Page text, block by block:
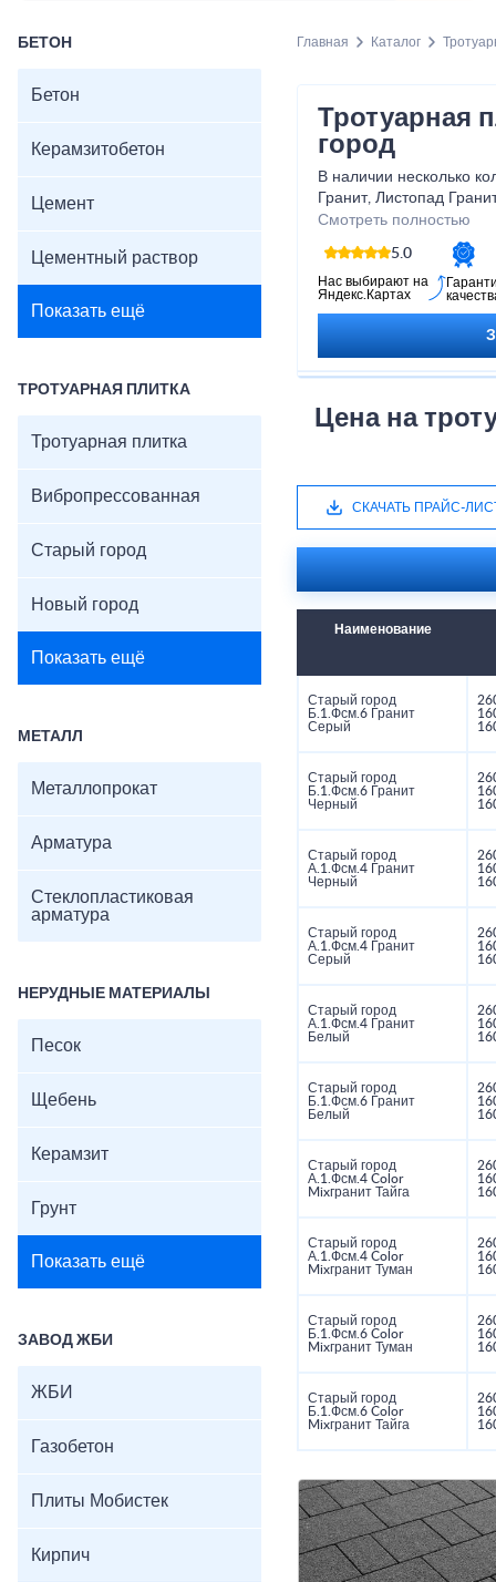
БЕТОН
Бетон
Керамзитобетон
Цемент
Цементный раствор
Показать ещё
ТРОТУАРНАЯ ПЛИТКА
Тротуарная плитка
Вибропрессованная
Старый город
Новый город
Показать ещё
МЕТАЛЛ
Металлопрокат
Арматура
Стеклопластиковая
арматура
НЕРУДНЫЕ МАТЕРИАЛЫ
Песок
Щебень
Керамзит
Грунт
Показать ещё
ЗАВОД ЖБИ
ЖБИ
Газобетон
Плиты Мобистек
Кирпич
Главная Каталог
Тротуарная
город
В наличии несколько
Гранит, Листопад
Вунусберг, Ваймер.
Готовый ассортимент
необходимости плитка
заказ за 2–3 дня.
Доступны разные
Смотреть полностью
5.0
Нас выбирают на
Яндекс.Картах
Цена на
СКАЧАТЬ ПРАЙС-
Наименование
Старый город
Б.1.Фсм.6 Гранит
Серый
Старый город
Б.1.Фсм.6 Гранит
Черный
Старый город
А.1.Фсм.4 Гранит
Черный
Старый город
А.1.Фсм.4 Гранит
Серый
Старый город
А.1.Фсм.4 Гранит
Белый
Старый город
Б.1.Фсм.6 Гранит
Белый
Старый город
А.1.Фсм.4 Color
Mixгранит Тайга
Старый город
А.1.Фсм.4 Color
Mixгранит Туман
Старый город
Б.1.Фсм.6 Color
Mixгранит Туман
Старый город
Б.1.Фсм.6 Color
Mixгранит Тайга